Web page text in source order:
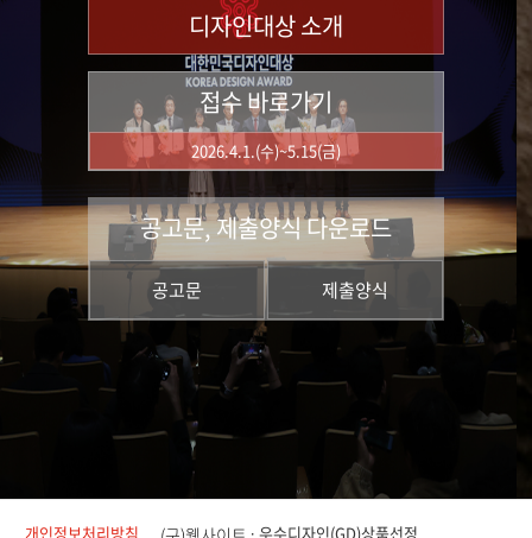
디자인대상 소개
접수 바로가기
2026.4.1.(수)~5.15(금)
공고문, 제출양식 다운로드
공고문 제출양식
개인정보처리방침 우수디자인(GD)상품선정